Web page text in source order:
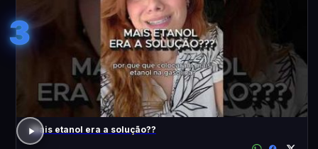
3
Mais etanol era a solução??